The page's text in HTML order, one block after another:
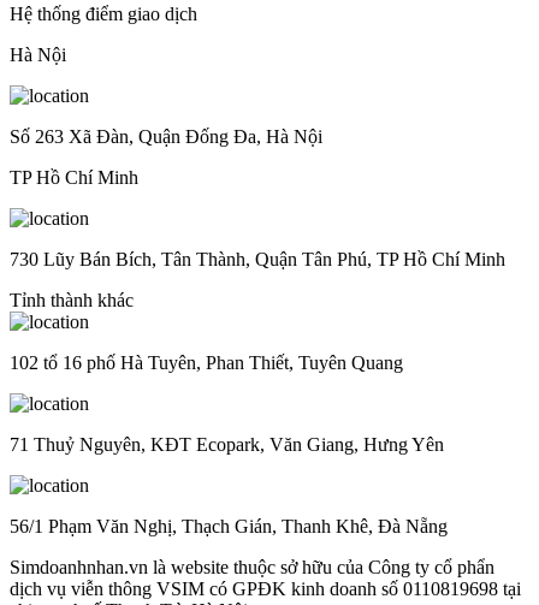
Hệ thống điểm giao dịch
Hà Nội
Số 263 Xã Đàn, Quận Đống Đa, Hà Nội
TP Hồ Chí Minh
730 Lũy Bán Bích, Tân Thành, Quận Tân Phú, TP Hồ Chí Minh
Tỉnh thành khác
102 tổ 16 phố Hà Tuyên, Phan Thiết, Tuyên Quang
71 Thuỷ Nguyên, KĐT Ecopark, Văn Giang, Hưng Yên
56/1 Phạm Văn Nghị, Thạch Gián, Thanh Khê, Đà Nẵng
Simdoanhnhan.vn là website thuộc sở hữu của Công ty cổ phẩn
dịch vụ viễn thông VSIM có GPĐK kinh doanh số 0110819698 tại